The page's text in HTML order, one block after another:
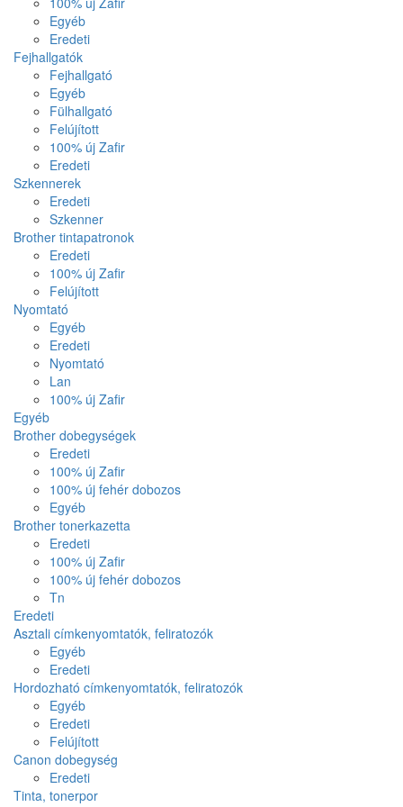
Egyéb
Eredeti
Fejhallgatók
Fejhallgató
Egyéb
Fülhallgató
Felújított
100% új Zafir
Eredeti
Szkennerek
Eredeti
Szkenner
Brother tintapatronok
Eredeti
100% új Zafir
Felújított
Nyomtató
Egyéb
Eredeti
Nyomtató
Lan
100% új Zafir
Egyéb
Brother dobegységek
Eredeti
100% új Zafir
100% új fehér dobozos
Egyéb
Brother tonerkazetta
Eredeti
100% új Zafir
100% új fehér dobozos
Tn
Eredeti
Asztali címkenyomtatók, feliratozók
Egyéb
Eredeti
Hordozható címkenyomtatók, feliratozók
Egyéb
Eredeti
Felújított
Canon dobegység
Eredeti
Tinta, tonerpor